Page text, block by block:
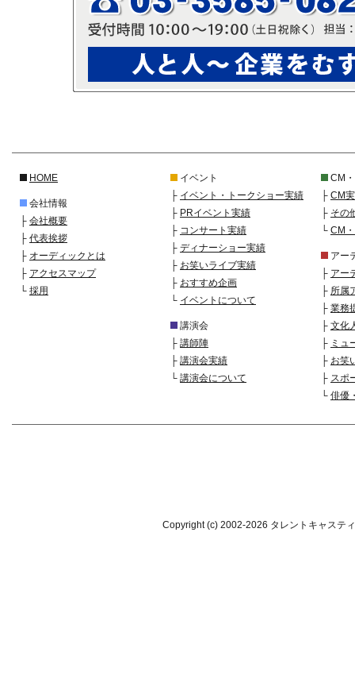
HOME
会社情報
├ 会社概要
├ 代表挨拶
├ オーディックとは
├ アクセスマップ
└ 採用
イベント
├ イベント・トークショー実績
├ PRイベント実績
├ コンサート実績
├ ディナーショー実績
├ お笑いライブ実績
├ おすすめ企画
└ イベントについて
講演会
├ 講師陣
├ 講演会実績
└ 講演会について
CM
├ CM
├ その
└ CM
アー
├ アー
├ 所属
├ 業務
├ 文化
├ ミュ
├ お笑
├ スポ
└ 俳優
Copyright (c) 2002-2026 タレントキャステ